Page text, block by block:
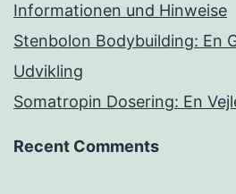
Informationen und Hinweise
Stenbolon Bodybuilding: En
Udvikling
Somatropin Dosering: En
Recent Comments